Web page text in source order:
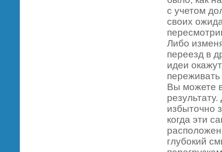
с учетом
своих
Либо
переезд в
идеи
Вы можете
избыточно
когда эти
глубокий